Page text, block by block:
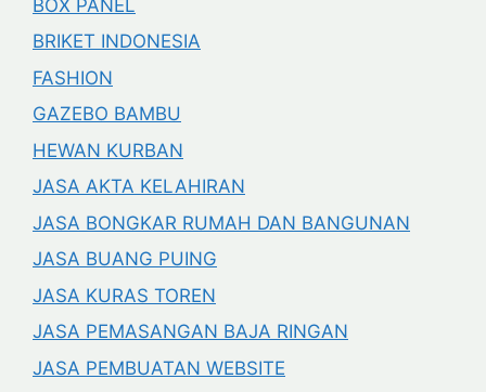
BOX PANEL
BRIKET INDONESIA
FASHION
GAZEBO BAMBU
HEWAN KURBAN
JASA AKTA KELAHIRAN
JASA BONGKAR RUMAH DAN BANGUNAN
JASA BUANG PUING
JASA KURAS TOREN
JASA PEMASANGAN BAJA RINGAN
JASA PEMBUATAN WEBSITE